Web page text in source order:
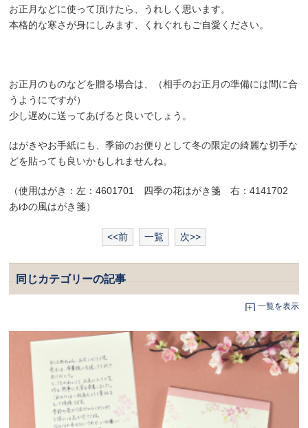
お正月などに使って頂けたら、うれしく思います。
本格的な寒さが身にしみます、くれぐれもご自愛ください。
お正月のものなどを贈る場合は、（相手のお正月の準備には間に合
うようにですが）
少し遅めに送ってあげると良いでしょう。
はがきやお手紙にも、季節のお便りとして冬の限定の綺麗な切手な
どを貼っても良いかもしれませんね。
（使用はがき：左：4601701 四季の花はがき箋 右：4141702
あゆの風はがき箋）
<<前 一覧 次>>
同じカテゴリーの記事
一覧を表示